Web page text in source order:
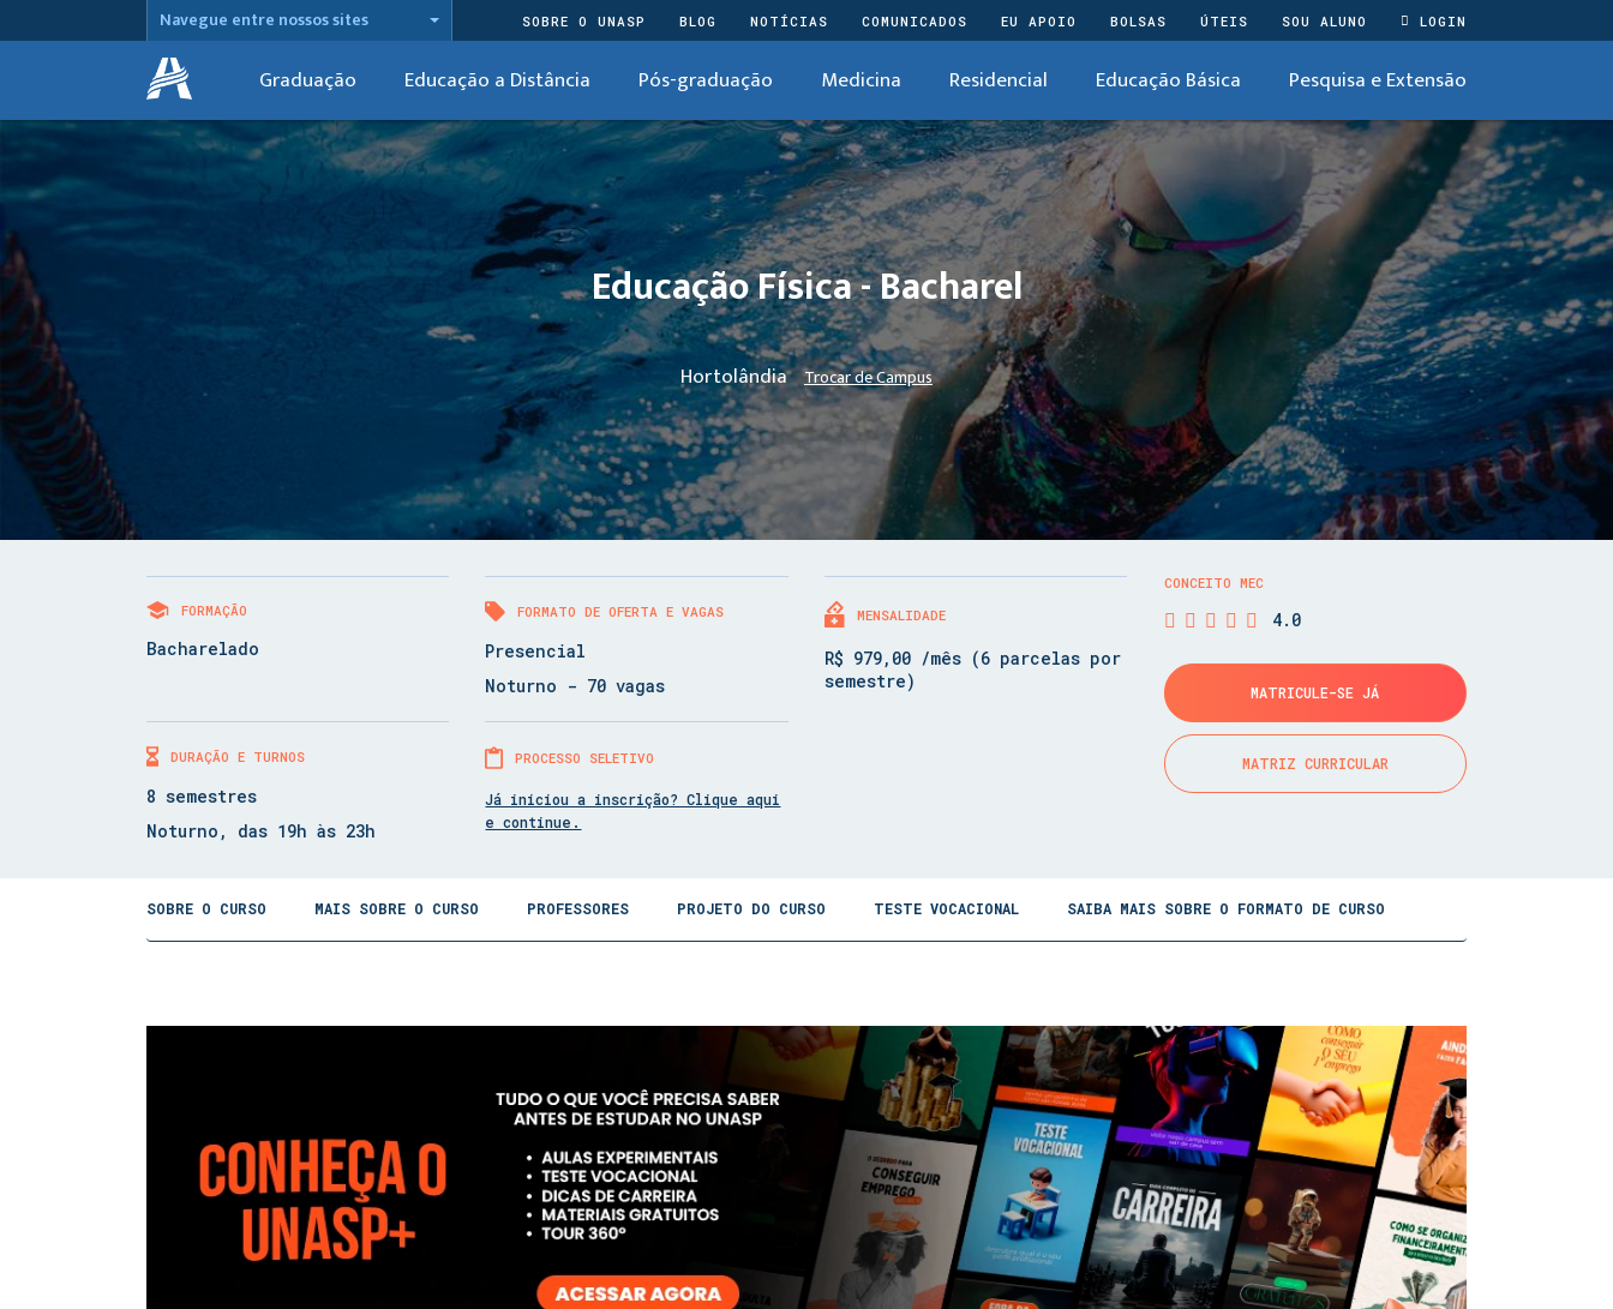
Navegue entre nossos sites SOBRE O UNASP BLOG NOTÍCIAS COMUNICADOS EU APOIO BOLSAS ÚTEIS SOU ALUNO LOGIN
Graduação Educação a Distância Pós-graduação Medicina Residencial Educação Básica Pesquisa e Extensão
Educação Física - Bacharel
Hortolândia Trocar de Campus
FORMAÇÃO
Bacharelado
FORMATO DE OFERTA E VAGAS
Presencial
Noturno - 70 vagas
MENSALIDADE
R$ 979,00 /mês (6 parcelas por
semestre)
DURAÇÃO E TURNOS
8 semestres
Noturno, das 19h às 23h
PROCESSO SELETIVO
Já iniciou a inscrição? Clique aqui
e continue.
CONCEITO MEC
4.0
MATRICULE-SE JÁ
MATRIZ CURRICULAR
SOBRE O CURSO MAIS SOBRE O CURSO PROFESSORES PROJETO DO CURSO TESTE VOCACIONAL SAIBA MAIS SOBRE O FORMATO DE CURSO